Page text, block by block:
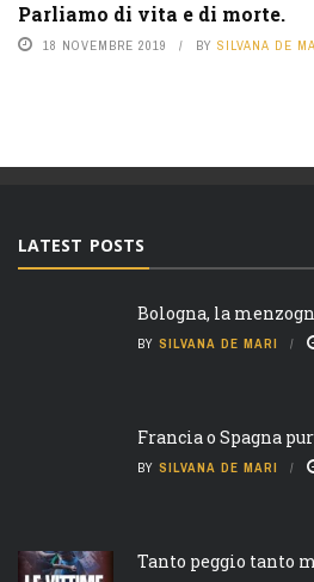
Parliamo di vita e di morte.
18 NOVEMBRE 2019 BY SILVANA DE
LATEST POSTS
Bologna, la
BY SILVANA DE MARI
Francia o Spagna
BY SILVANA DE MARI
Tanto peggio tanto